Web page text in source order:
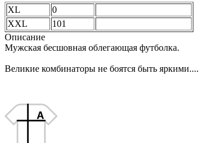
XL
0
XXL
101
Описание
Мужская бесшовная облегающая футболка.
Великие комбинаторы не боятся быть